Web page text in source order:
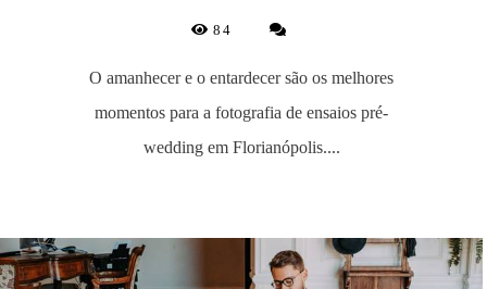
84
O amanhecer e o entardecer são os melhores
momentos para a fotografia de ensaios pré-
wedding em Florianópolis....